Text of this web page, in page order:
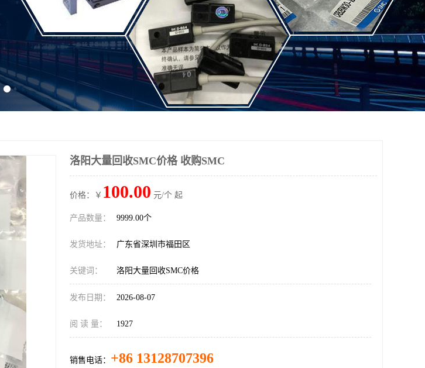
洛阳大量回收SMC价格 收购SMC
价格：￥ 100.00 元/个 起
产品数量： 9999.00个
发货地址： 广东省深圳市福田区
关键词： 洛阳大量回收SMC价格
发布日期： 2026-08-07
阅 读 量： 1927
销售电话： +86 13128707396